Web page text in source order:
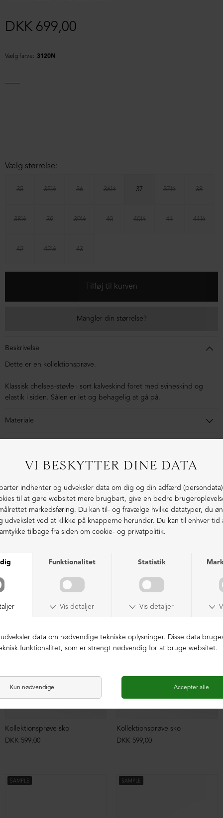
DKK 699,00
Vælg farve: 3120N
Vælg størrelse:
35 35½ 36 36½ 37 37½ 38
38½ 39 39½ 40 40½ 41 41½
42 42½ 43
Mangler din størrelse?
Beskrivelse
Dette er en kollektionsprøve.
Klassisk chelsea-støvle i sort kalveskind foret med svineskind og
elastik i siden. Sålen er let og behagelig at gå på.
Materiale
Støvlen er lavet i kalveskind foret med svineskind. Sålen er lavet i
Ekstraordinær kvalitet - produceret i Europa
LIGNENDE PRODUKTER
Kollektionsprøve sko
DKK 599,00
SAMPLE
Kollektionsprøve sko
DKK 599,00
SAMPLE SAMPLE